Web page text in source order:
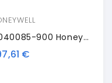
1-040085-900 Honeywell Printhead PX6iC, 12 Dots/mm (300dpi)
€